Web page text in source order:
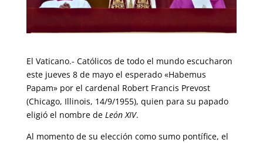
El Vaticano.- Católicos de todo el mundo escucharon
este jueves 8 de mayo el esperado «Habemus
Papam» por el cardenal Robert Francis Prevost
(Chicago, Illinois, 14/9/1955), quien para su papado
eligió el nombre de León XIV.
Al momento de su elección como sumo pontífice, el